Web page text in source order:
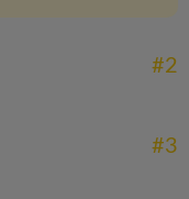
#2
#3